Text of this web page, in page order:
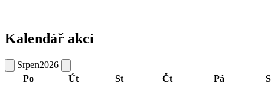
Kalendář akcí
Srpen2026
Po
Út St Čt Pá